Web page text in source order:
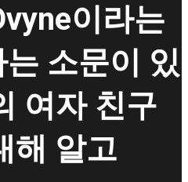
이라는
소문이 있
여자 친구
해 알고